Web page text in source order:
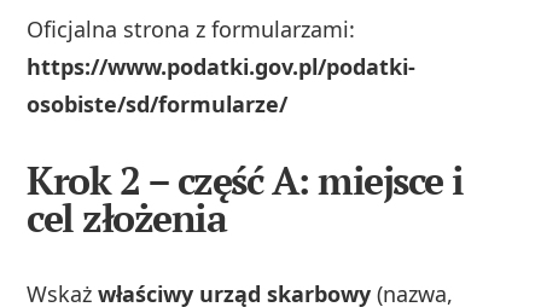
Oficjalna strona z formularzami:
https://www.podatki.gov.pl/podatki-
osobiste/sd/formularze/
Krok 2 – część A: miejsce i
cel złożenia
Wskażwłaściwy urząd skarbowy (nazwa,